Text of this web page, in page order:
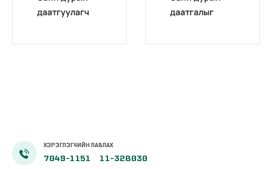
даатгуулагч
даатгалыг
ХЭРЭГЛЭГЧИЙН ЛАВЛАХ
7049-1151 11-328030